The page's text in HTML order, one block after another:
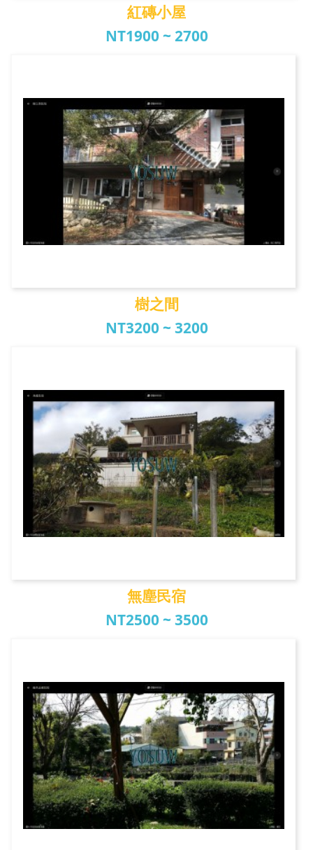
紅磚小屋
NT1900 ~ 2700
樹之間
NT3200 ~ 3200
無塵民宿
NT2500 ~ 3500